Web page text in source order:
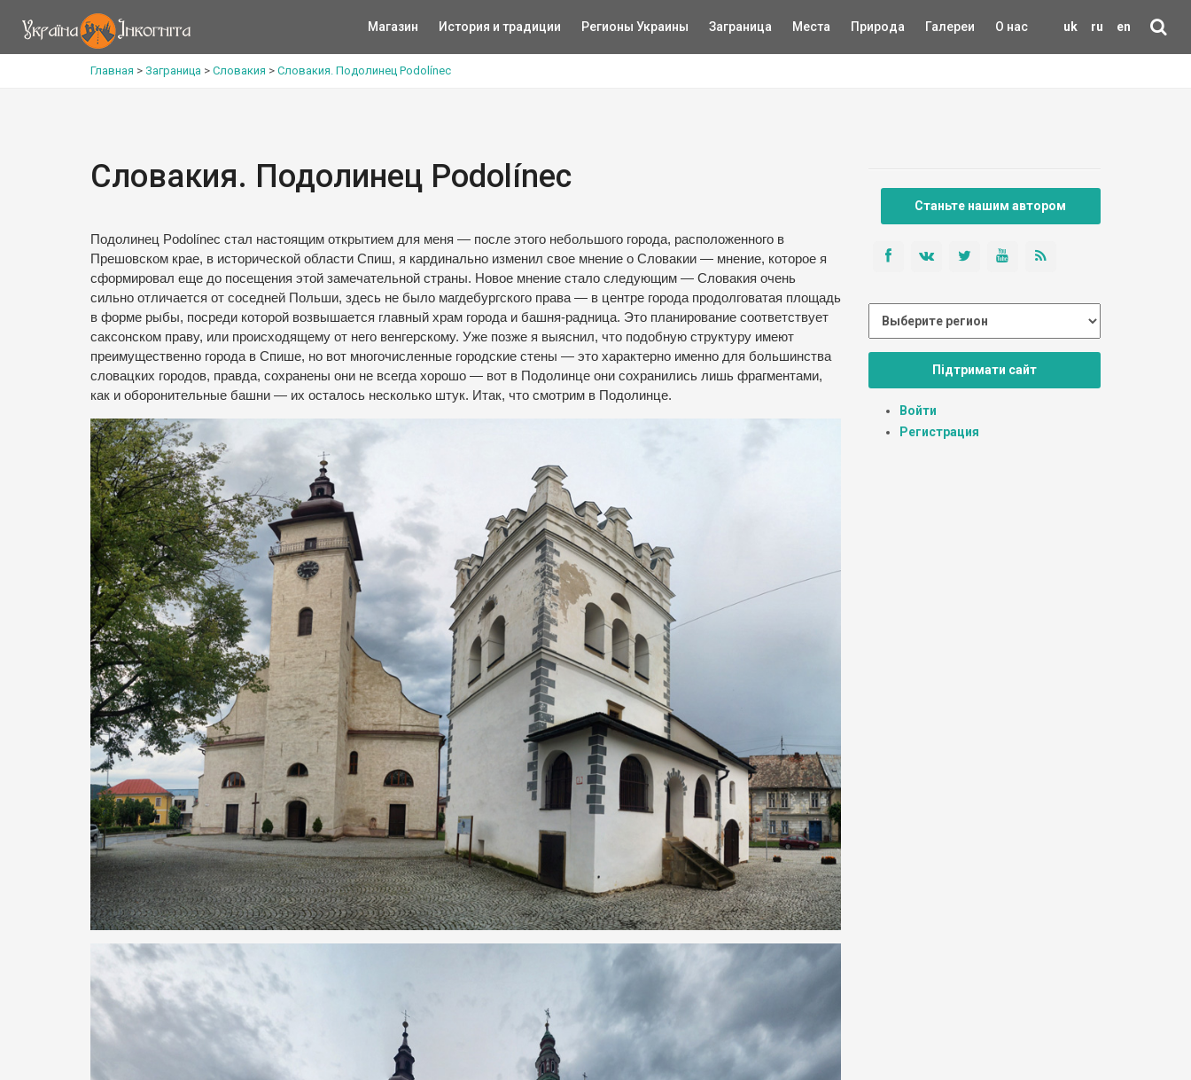
uk ru en
Магазин История и традиции Регионы Украины Заграница Места Природа Галереи О нас
Главная > Заграница > Словакия > Словакия. Подолинец Podolínec
Словакия. Подолинец Podolínec
Подолинец Podolínec стал настоящим открытием для меня — после этого небольшого города, расположенного в
Прешовском крае, в исторической области Спиш, я кардинально изменил свое мнение о Словакии — мнение, которое я
сформировал еще до посещения этой замечательной страны. Новое мнение стало следующим — Словакия очень
сильно отличается от соседней Польши, здесь не было магдебургского права — в центре города продолговатая площадь
в форме рыбы, посреди которой возвышается главный храм города и башня-радница. Это планирование соответствует
саксонском праву, или происходящему от него венгерскому. Уже позже я выяснил, что подобную структуру имеют
преимущественно города в Спише, но вот многочисленные городские стены — это характерно именно для большинства
словацких городов, правда, сохранены они не всегда хорошо — вот в Подолинце они сохранились лишь фрагментами,
как и оборонительные башни — их осталось несколько штук. Итак, что смотрим в Подолинце.
Станьте нашим автором
Підтримати сайт
Войти
Регистрация